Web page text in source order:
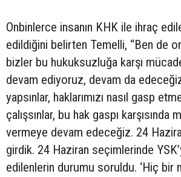
Onbinlerce insanın KHK ile ihraç
edildiğini belirten Temelli, “Ben de
bizler bu hukuksuzluğa karşı
devam ediyoruz, devam da
yapsınlar, haklarımızı nasıl gasp
çalışsınlar, bu hak gaspı karşısında
vermeye devam edeceğiz. 24
girdik. 24 Haziran seçimlerinde
edilenlerin durumu soruldu. ‘Hiç bir